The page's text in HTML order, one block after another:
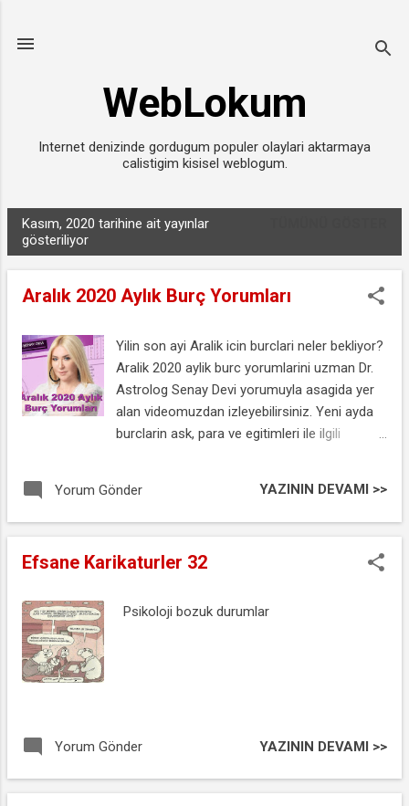
WebLokum
Internet denizinde gordugum populer olaylari aktarmaya
calistigim kisisel weblogum.
a
Kasım, 2020 tarihine ait yayınlar
gösteriliyor
Aralık 2020 Aylık Burç Yorumları
Yilin son ayi Aralik icin burclari neler bekliyor?
Aralik 2020 aylik burc yorumlarini uzman Dr.
Astrolog Senay Devi yorumuyla asagida yer
alan videomuzdan izleyebilirsiniz. Yeni ayda
burclarin ask, para ve egitimleri ile ilgili
gereken durumlari izleyebilirsiniz. Aylık Burç
Yorumu Aralık 2020
Yorum Gönder YAZININ DEVAMI >>
Efsane Karikaturler 32
Psikoloji bozuk durumlar
Yorum Gönder YAZININ DEVAMI >>